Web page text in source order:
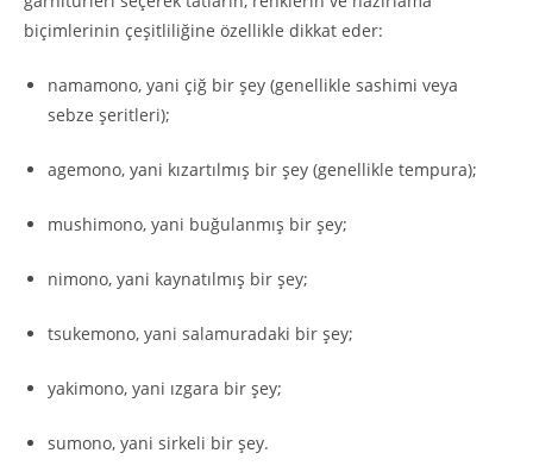
biçimlerinin çeşitliliğine özellikle dikkat eder:
namamono, yani çiğ bir şey (genellikle sashimi veya
sebze şeritleri);
agemono, yani kızartılmış bir şey (genellikle tempura);
mushimono, yani buğulanmış bir şey;
nimono, yani kaynatılmış bir şey;
tsukemono, yani salamuradaki bir şey;
yakimono, yani ızgara bir şey;
sumono, yani sirkeli bir şey.